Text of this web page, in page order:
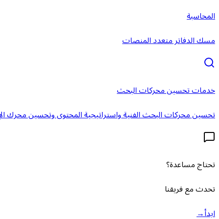
المحاسبة
مسك الدفاتر متعدد المنصات
خدمات تحسين محركات البحث
تحسين محركات البحث الفنية واستراتيجية المحتوى وتحسين محرك
تحتاج مساعدة؟
تحدث مع فريقنا
ابدأ→